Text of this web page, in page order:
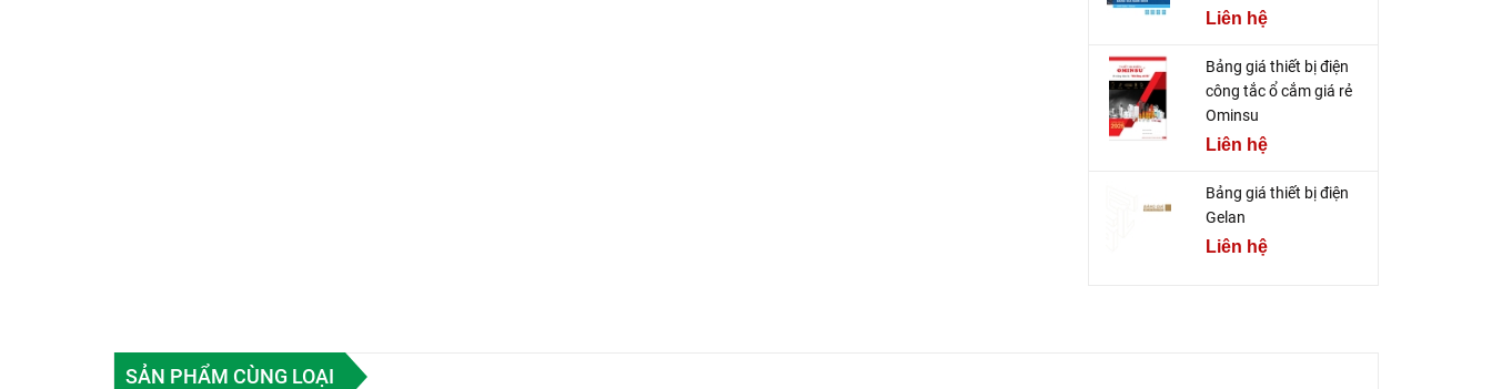
Liên hệ
Bảng giá thiết bị điện
công tắc ổ cắm giá rẻ
Ominsu
Liên hệ
Bảng giá thiết bị điện
Gelan
Liên hệ
SẢN PHẨM CÙNG LOẠI